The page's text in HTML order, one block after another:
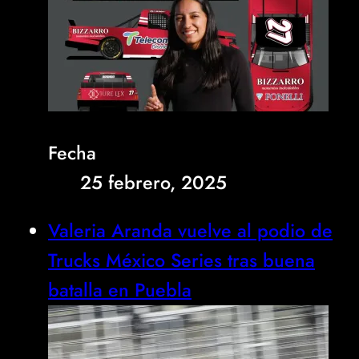
Fecha
25 febrero, 2025
Valeria Aranda vuelve al podio de
Trucks México Series tras buena
batalla en Puebla